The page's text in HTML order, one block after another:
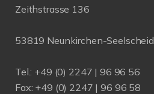
Zeithstrasse 136
53819 Neunkirchen-Seelscheid
Tel.: +49 (0) 2247 | 96 96 56
Fax: +49 (0) 2247 | 96 96 58